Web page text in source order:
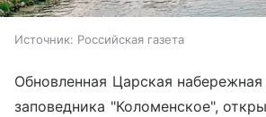
Источник: Российская газета
Обновленная Царская
заповедника "Коломенское",